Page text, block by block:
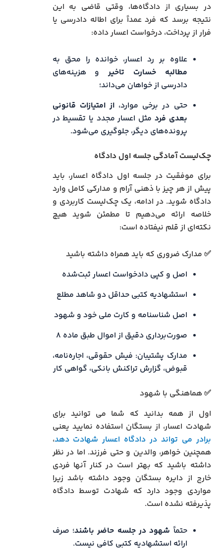
در بسیاری از دادگاه‌ها، وقتی قاضی به این
نتیجه برسد که فرد عمداً برای اطاله دادرسی یا
فرار از پرداخت، درخواست اعسار داده:
علاوه بر رد اعسار، خوانده را محق به
مطالبه خسارت تاخیرو هزینه‌های
دادرسی از خواهان می‌داند؛
حتی در برخی موارد،از امتیازات قانونی
بعدی فرد مثل اعسار مجدد یا تقسیط در
پرونده‌های دیگر، جلوگیری می‌شود.
چک‌لیست آمادگی جلسه اول دادگاه
برای موفقیت در جلسه اول دادگاه اعسار، باید
پیش از هر چیز با ذهنی آرام و مدارکی کامل وارد
دادگاه شوید. در ادامه، یک چک‌لیست کاربردی و
خلاصه ارائه می‌دهیم تا مطمئن شوید هیچ
نکته‌ای از قلم نیفتاده است:
✅ مدارک ضروری که باید همراه داشته باشید
اصل و کپی دادخواست اعسار ثبت‌شده
استشهادیه کتبی حداقل دو شاهد مطلع
اصل شناسنامه و کارت ملی خود و شهود
صورت‌برداری دقیق از اموال طبق ماده ۸
مدارک پشتیبان: فیش حقوقی، اجاره‌نامه،
قبوض، گزارش تراکنش بانکی، گواهی کار
✅ هماهنگی با شهود
اول از همه بدانید که شما می توانید برای
شهادت اعسار، از بستگان استفاده نمایید یعنی
برادر می تواند در دادگاه اعسار شهادت دهد،
همچنین خواهر، والدین و حتی فرزند. اما در نظر
داشته باشید که بهتر است در کنار آنها فردی
خارج از دایره بستگان وجود داشته باشد زیرا
مواردی وجود دارد که شهادت توسط دادگاه
پذیرفته نشده است.
حتماً شهود در جلسه حاضر باشند؛ صرف
ارائه استشهادیه کتبی کافی نیست.